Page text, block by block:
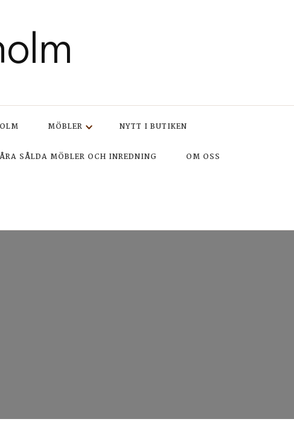
MÖBLER NYTT I BUTIKEN
SÅLDA MÖBLER OCH INREDNING OM OSS